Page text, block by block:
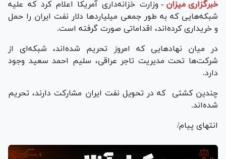
خبرگزاری میزان - وزارت خزانه‌داری آمریکا اعلام کرد که علیه
شبکه‌هایی که به طور جمعی میلیارد‌ها دلار نفت ایران را حمل
و خریداری کرده‌اند، اقداماتی صورت گرفته است.
در میان نهاد‌هایی که امروز تحریم شده‌اند، شبکه‌ای از
شرکت‌ها تحت مدیریت تاجر عراقی، سلیم احمد سعید وجود
دارد.
چندین کشتی که در تحویل نفت ایران مشارکت دارند، تحریم
شده‌اند.
انتهای پیام/